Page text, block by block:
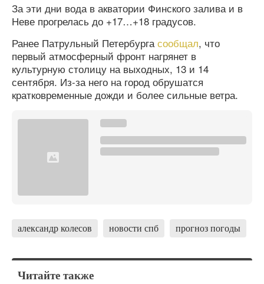
За эти дни вода в акватории Финского залива и в
Неве прогрелась до +17…+18 градусов.
Ранее Патрульный Петербургасообщал, что
первый атмосферный фронт нагрянет в
культурную столицу на выходных, 13 и 14
сентября. Из-за него на город обрушатся
кратковременные дожди и более сильные ветра.
александр колесов новости спб прогноз погоды
Читайте также